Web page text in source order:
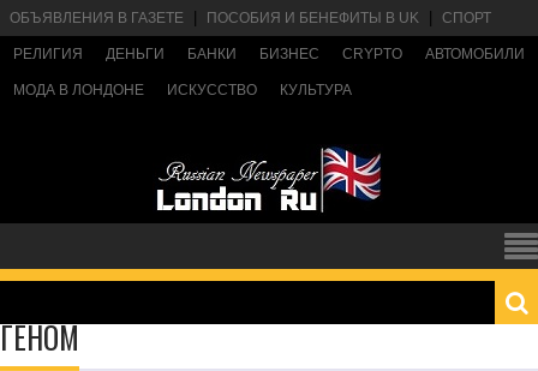
ОБЪЯВЛЕНИЯ В ГАЗЕТЕ ПОСОБИЯ И БЕНЕФИТЫ В UK СПОРТ
РЕЛИГИЯ ДЕНЬГИ БАНКИ БИЗНЕС CRYPTO АВТОМОБИЛИ
МОДА В ЛОНДОНЕ ИСКУССТВО КУЛЬТУРА
ГЕНОМ